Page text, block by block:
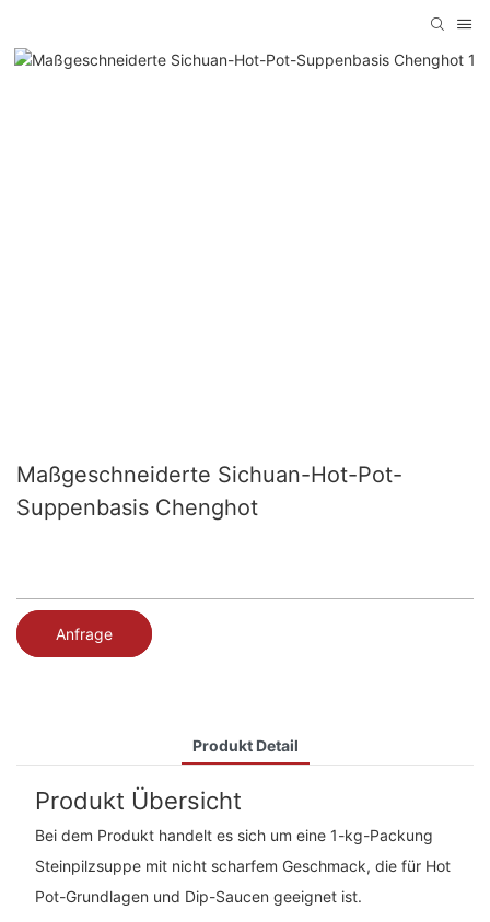
Maßgeschneiderte Sichuan-Hot-Pot-
Suppenbasis Chenghot
Anfrage
Produkt Detail
Produkt Übersicht
Bei dem Produkt handelt es sich um eine 1-kg-Packung
Steinpilzsuppe mit nicht scharfem Geschmack, die für Hot
Pot-Grundlagen und Dip-Saucen geeignet ist.